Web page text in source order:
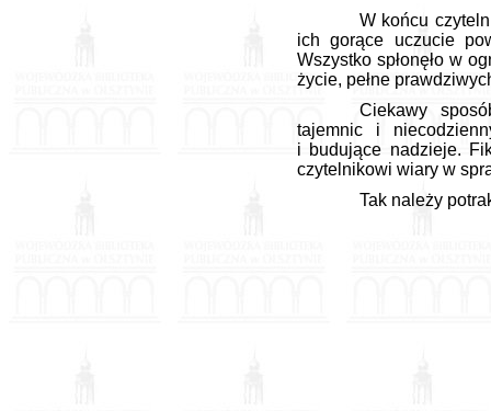
W końcu
ich gorące uczucie
Wszystko spłonęło w
życie, pełne
Ciekawy
tajemnic i
i budujące nadzieje.
czytelnikowi wiary w
Tak należy